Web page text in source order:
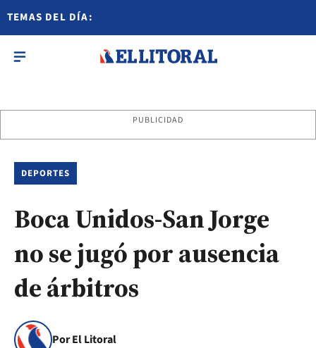
TEMAS DEL DÍA:
PUBLICIDAD
DEPORTES
Boca Unidos-San Jorge
no se jugó por ausencia
de árbitros
Por El Litoral